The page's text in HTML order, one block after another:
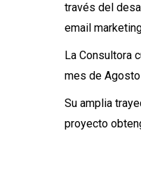
través del
email
La Consultora
mes de
Su amplia
proyecto